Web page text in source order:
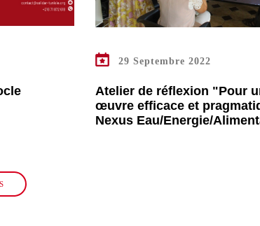
29 Septembre 2022
Atelier de réflexion "Pour
œuvre efficace et
Nexus Eau/Energie/